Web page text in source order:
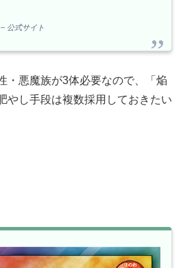
公式サイト
・悪魔族が3体必要なので、「焔
やし手段は複数採用しておきたい